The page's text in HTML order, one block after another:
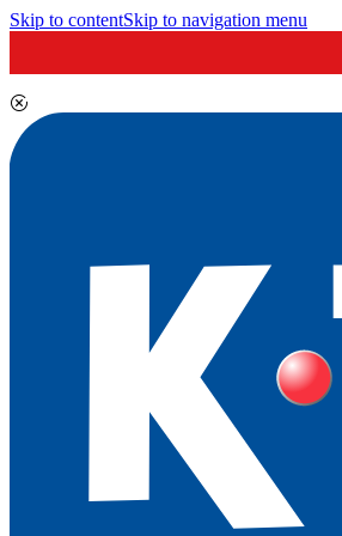
Skip to contentSkip to navigation menu